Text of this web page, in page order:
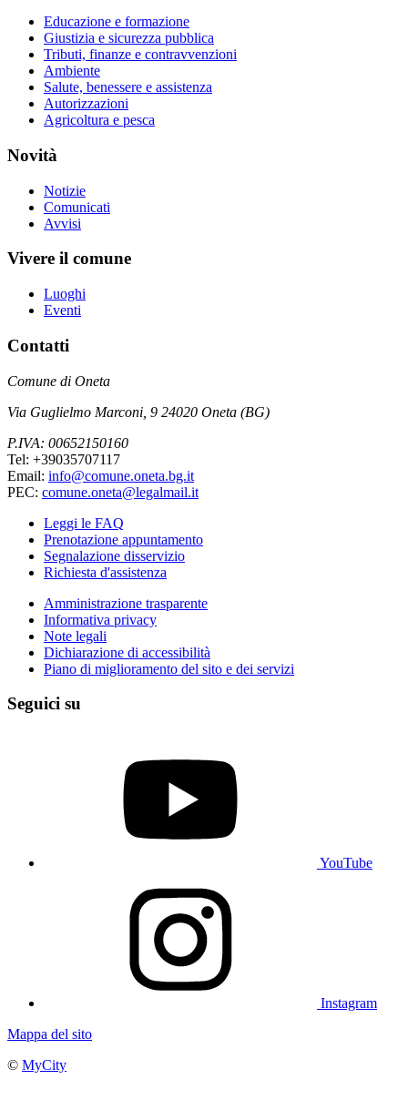
Educazione e formazione
Giustizia e sicurezza pubblica
Tributi, finanze e contravvenzioni
Ambiente
Salute, benessere e assistenza
Autorizzazioni
Agricoltura e pesca
Novità
Notizie
Comunicati
Avvisi
Vivere il comune
Luoghi
Eventi
Contatti
Comune di Oneta
Via Guglielmo Marconi, 9 24020 Oneta (BG)
P.IVA: 00652150160
Tel: +39035707117
Email: info@comune.oneta.bg.it
PEC: comune.oneta@legalmail.it
Leggi le FAQ
Prenotazione appuntamento
Segnalazione disservizio
Richiesta d'assistenza
Amministrazione trasparente
Informativa privacy
Note legali
Dichiarazione di accessibilità
Piano di miglioramento del sito e dei servizi
Seguici su
YouTube
Instagram
Mappa del sito
© MyCity